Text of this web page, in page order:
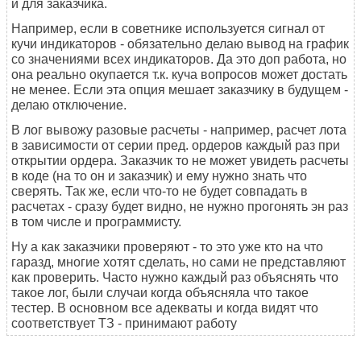
и для заказчика.
Например, если в советнике используется сигнал от
кучи индикаторов - обязательно делаю вывод на график
со значениями всех индикаторов. Да это доп работа, но
она реально окупается т.к. куча вопросов может достать
не менее. Если эта опция мешает заказчику в будущем -
делаю отключение.
В лог вывожу разовые расчеты - например, расчет лота
в зависимости от серии пред. ордеров каждый раз при
открытии ордера. Заказчик то не может увидеть расчеты
в коде (на то он и заказчик) и ему нужно знать что
сверять. Так же, если что-то не будет совпадать в
расчетах - сразу будет видно, не нужно прогонять эн раз
в том числе и программисту.
Ну а как заказчики проверяют - то это уже кто на что
гаразд, многие хотят сделать, но сами не представляют
как проверить. Часто нужно каждый раз объяснять что
такое лог, были случаи когда объясняла что такое
тестер. В основном все адекваты и когда видят что
соответствует ТЗ - принимают работу